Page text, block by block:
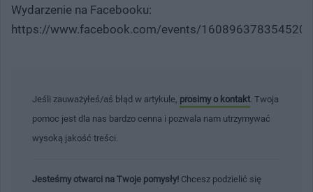
Wydarzenie na Facebooku:
https://www.facebook.com/events/1608963783545207
Jeśli zauważyłeś/aś błąd w artykule, prosimy o kontakt . Twoja
pomoc jest dla nas bardzo cenna i pozwala nam utrzymywać
wysoką jakość treści.
Jesteśmy otwarci na Twoje pomysły! Chcesz podzielić się